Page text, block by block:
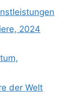
2024
der Welt